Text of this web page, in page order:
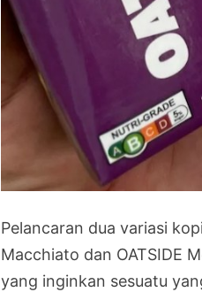
Pelancaran dua variasi
Macchiato dan OATSIDE
yang inginkan sesuatu